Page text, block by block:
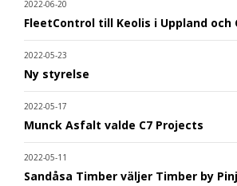
2022-06-20
FleetControl till Keolis i Uppland och
2022-05-23
Ny styrelse
2022-05-17
Munck Asfalt valde C7 Projects
2022-05-11
Sandåsa Timber väljer Timber by